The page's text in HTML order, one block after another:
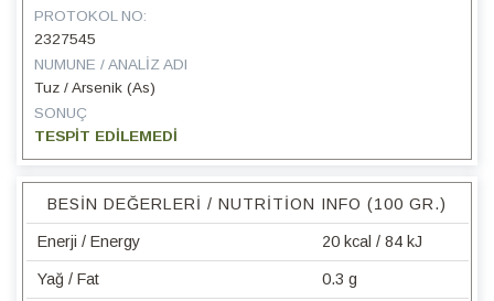
PROTOKOL NO:
2327545
NUMUNE / ANALIZ ADI
Tuz / Arsenik (As)
SONUÇ
TESPİT EDİLEMEDİ
BESIN DEĞERLERI / NUTRITION INFO (100 GR.)
Enerji / Energy 20 kcal / 84 kJ
Yağ / Fat 0.3 g